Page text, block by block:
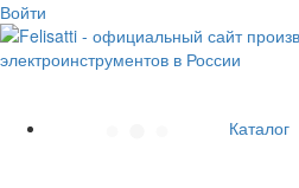
Войти
Каталог